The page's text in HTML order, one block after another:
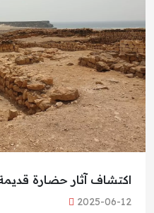
اكتشاف آثار حضارة
2025-06-12